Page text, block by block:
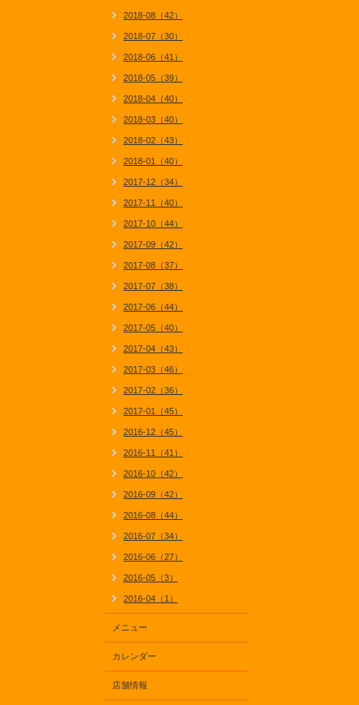
2018-08（42）
2018-07（30）
2018-06（41）
2018-05（39）
2018-04（40）
2018-03（40）
2018-02（43）
2018-01（40）
2017-12（34）
2017-11（40）
2017-10（44）
2017-09（42）
2017-08（37）
2017-07（38）
2017-06（44）
2017-05（40）
2017-04（43）
2017-03（46）
2017-02（36）
2017-01（45）
2016-12（45）
2016-11（41）
2016-10（42）
2016-09（42）
2016-08（44）
2016-07（34）
2016-06（27）
2016-05（3）
2016-04（1）
メニュー
カレンダー
店舗情報